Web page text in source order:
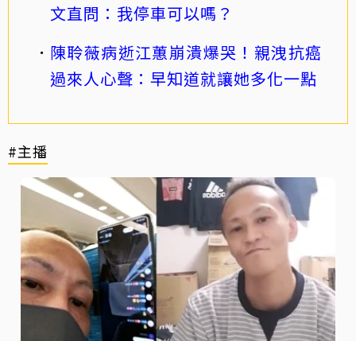
文直問：我停車可以嗎？
陳聆薇病逝江蕙崩潰爆哭！親洩抗癌
過來人心聲：早知道就讓她多化一點
#主播